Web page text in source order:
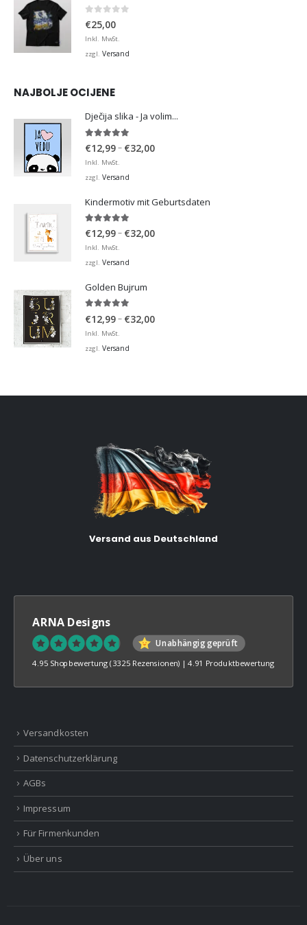
0 von 5
€25,00
Inkl. MwSt.
zzgl. Versand
NAJBOLJE OCIJENE
Dječija slika - Ja volim...
€12,99– €32,00Preisspanne:
Inkl. MwSt.
zzgl. Versand
Kindermotiv mit Geburtsdaten
5.00von 5
€12,99– €32,00Preisspanne:
Inkl. MwSt.
zzgl. Versand
Golden Bujrum
€12,99– €32,00Preisspanne:
Inkl. MwSt.
zzgl. Versand
Versand aus Deutschland
ARNA Designs
Unabhängig geprüft
4.95 Shopbewertung (3325 Rezensionen) |4.91 Produktbewertung
Versandkosten
Datenschutzerklärung
AGBs
Impressum
Für Firmenkunden
Über uns